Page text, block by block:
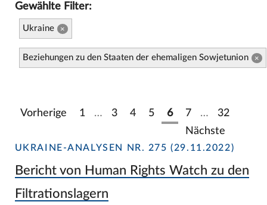
Gewählte Filter:
Ukraine ×
Beziehungen zu den Staaten der ehemaligen Sowjetunion ×
Vorherige 1 … 3 4 5 6 7 …
32
Nächste
UKRAINE-ANALYSEN NR. 275 (29.11.2022)
Bericht von Human Rights Watch zu den
Filtrationslagern